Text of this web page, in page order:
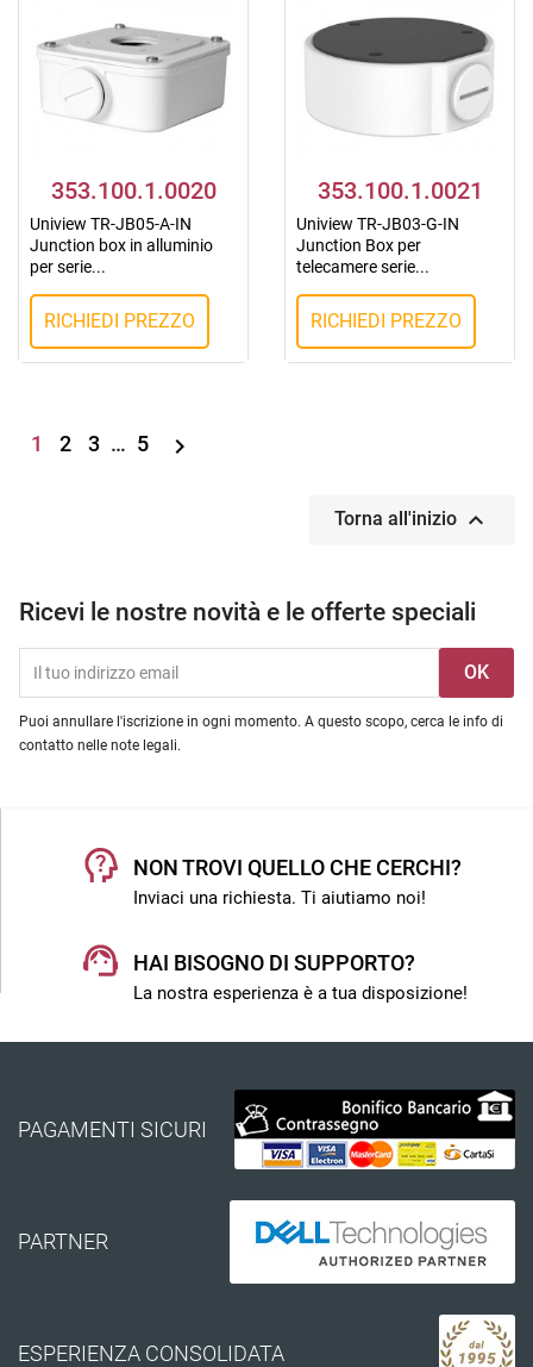
353.100.1.0020
Uniview TR-JB05-A-IN
Junction box in alluminio
per serie...
RICHIEDI PREZZO
353.100.1.0021
Uniview TR-JB03-G-IN
Junction Box per
telecamere serie...
RICHIEDI PREZZO
1 2 3 … 5 
Torna all'inizio 
Ricevi le nostre novità e le offerte speciali
Puoi annullare l'iscrizione in ogni momento. A questo scopo, cerca le info di
contatto nelle note legali.
NON TROVI QUELLO CHE CERCHI?
Inviaci una richiesta. Ti aiutiamo noi!
HAI BISOGNO DI SUPPORTO?
La nostra esperienza è a tua disposizione!
PAGAMENTI SICURI
PARTNER
ESPERIENZA CONSOLIDATA